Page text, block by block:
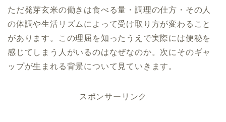
ただ発芽玄米の働きは食べる量・調理の仕方・その人
の体調や生活リズムによって受け取り方が変わること
があります。この理屈を知ったうえで実際には便秘を
感じてしまう人がいるのはなぜなのか。次にそのギャ
ップが生まれる背景について見ていきます。
スポンサーリンク